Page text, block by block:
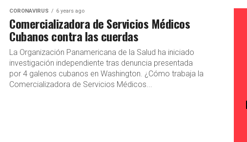
CORONAVIRUS 6 years ago
Comercializadora de Servicios Médicos
Cubanos contra las cuerdas
La Organización Panamericana de la Salud ha iniciado
investigación independiente tras denuncia presentada
por 4 galenos cubanos en Washington. ¿Cómo trabaja la
Comercializadora de Servicios Médicos...